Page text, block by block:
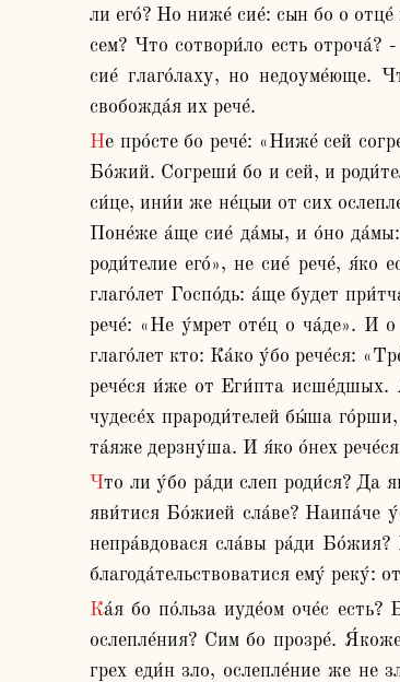
ли его́? Но ниже́ сие́: сын бо о
сем? Что сотвори́ло есть
сие́ глаго́лаху, но недоуме́юще.
свобожда́я их рече́.
Не про́сте бо рече́: «Ниже́ сей согреши́, ниже́ роди́телие его», но наведе́: «Да слеп роди́тся». Но да просла́вится Сын
Бо́жий. Согреши́ бо и сей, и
си́це, ини́и же не́цыи от сих
Поне́же а́ще сие́ да́мы, и о́но
роди́телие его́», не сие́ рече́,
глаго́лет Госпо́дь: а́ще будет
рече́: «Не у́мрет оте́ц о ча́де». И
глаго́лет кто: Ка́ко у́бо рече́ся:
рече́ся и́же от Еги́пта исше́дшых.
чудесе́х прароди́телей бы́ша
та́яже дерзну́ша. И я́ко о́нех
Что ли у́бо ра́ди слеп роди́ся? Да яви́тся сла́ва Бо́жия, рече́. Се па́ки недоуме́нно: и́но а́ще кроме́ сего́ му́ки немо́щно
яви́тися Бо́жией сла́ве? Наипа́че
непра́вдовася сла́вы ра́ди
благода́тельствоватися ему́ реку́:
Ка́я бо по́льза иуде́ом оче́с есть? Бо́лшую у́бо му́ку стяжа́ша. Осле́пльше, внегда́ зре́ти. Кото́рый же сему́ вред от
ослепле́ния? Сим бо прозре́.
грех еди́н зло, ослепле́ние же не